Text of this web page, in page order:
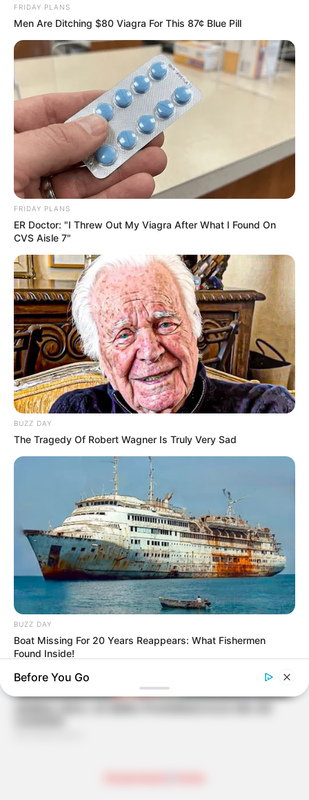
FRIDAY PLANS
Men Are Ditching $80 Viagra For This 87¢ Blue Pill
FRIDAY PLANS
ER Doctor: "I Threw Out My Viagra After What I Found On
CVS Aisle 7"
BUZZ DAY
The Tragedy Of Robert Wagner Is Truly Very Sad
BUZZ DAY
Boat Missing For 20 Years Reappears: What Fishermen
Found Inside!
Before You Go